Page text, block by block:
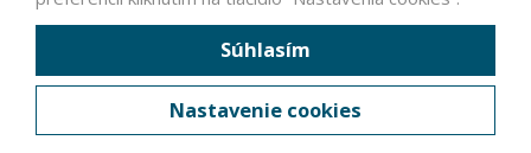
ČLENOVIA ASOCIÁCIE
Súhlasím
Nastavenie cookies